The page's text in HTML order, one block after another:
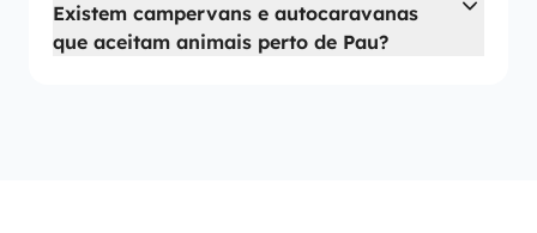
Existem campervans e autocaravanas
que aceitam animais perto de Pau?